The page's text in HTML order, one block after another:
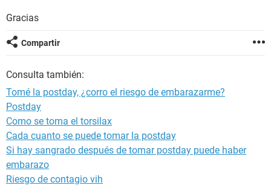
Gracias
Compartir
Consulta también:
Tomé la postday, ¿corro el riesgo de embarazarme?
Postday
Como se toma el torsilax
Cada cuanto se puede tomar la postday
Si hay sangrado después de tomar postday puede haber
embarazo
Riesgo de contagio vih